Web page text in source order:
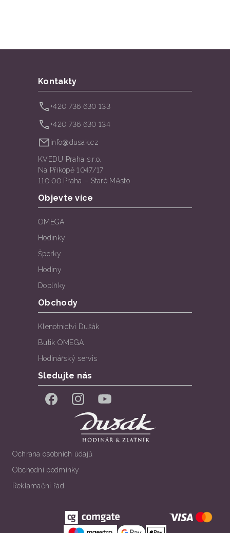
Kontakty
+420 736 630 133
+420 736 630 134
info@dusak.cz
KVEDU Praha s.r.o.
Na Příkopě 1047/17
110 00 Praha – Staré Město
Objevte více
OMEGA
Hodinky
Šperky
Hodiny
Doplňky
Obchody
Klenotnictví Dušák
Butik OMEGA
Hodinářský servis
Sledujte nás
FacebookInstagramYouTube
Ochrana osobních údajů
Obchodní podmínky
Reklamační řád